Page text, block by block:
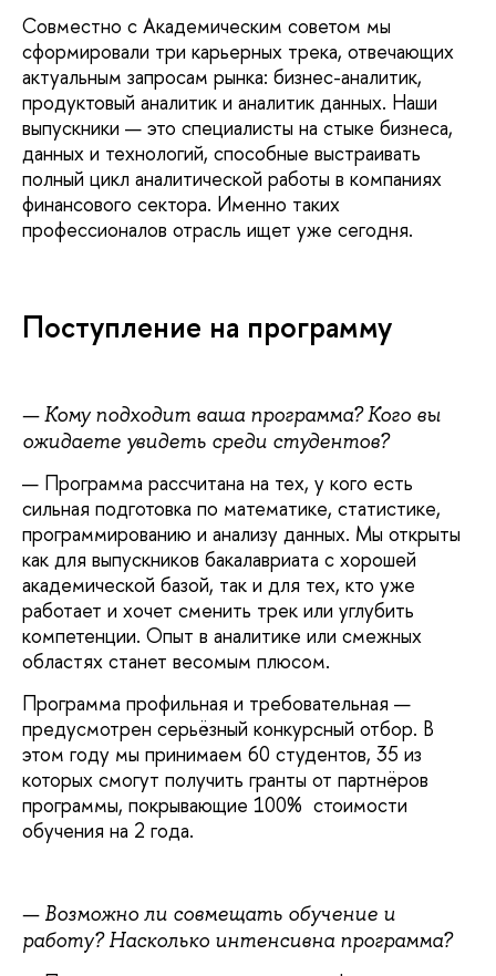
Совместно с Академическим советом мы
сформировали три карьерных трека, отвечающих
актуальным запросам рынка: бизнес-аналитик,
продуктовый аналитик и аналитик данных. Наши
выпускники — это специалисты на стыке бизнеса,
данных и технологий, способные выстраивать
полный цикл аналитической работы в компаниях
финансового сектора. Именно таких
профессионалов отрасль ищет уже сегодня.
Поступление на программу
— Кому подходит ваша программа? Кого вы
ожидаете увидеть среди студентов?
— Программа рассчитана на тех, у кого есть
сильная подготовка по математике, статистике,
программированию и анализу данных. Мы открыты
как для выпускников бакалавриата с хорошей
академической базой, так и для тех, кто уже
работает и хочет сменить трек или углубить
компетенции. Опыт в аналитике или смежных
областях станет весомым плюсом.
Программа профильная и требовательная —
предусмотрен серьёзный конкурсный отбор. В
этом году мы принимаем 60 студентов, 35 из
которых смогут получить гранты от партнёров
программы, покрывающие 100% стоимости
обучения на 2 года.
— Возможно ли совмещать обучение и
работу? Насколько интенсивна программа?